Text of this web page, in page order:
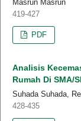
Masrun Masrun
419-427
PDF
Analisis
Rumah Di SMA/
Suhada Suhada,
428-435